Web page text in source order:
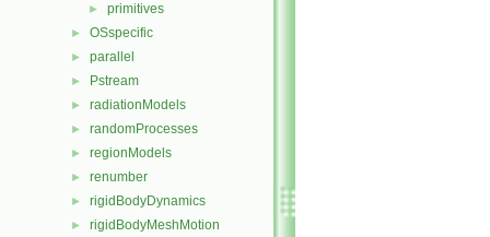
► primitives
► OSspecific
► parallel
► Pstream
► radiationModels
► randomProcesses
► regionModels
► renumber
► rigidBodyDynamics
► rigidBodyMeshMotion